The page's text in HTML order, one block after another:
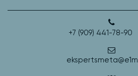
+7 (909) 441-78-90